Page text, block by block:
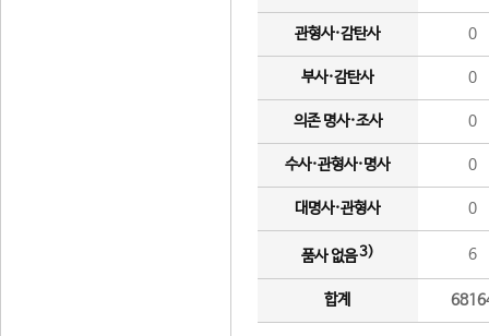
관형사·감탄사 0
부사·감탄사 0
의존 명사·조사 0
수사·관형사·명사 0
대명사·관형사 0
품사 없음3) 6
합계